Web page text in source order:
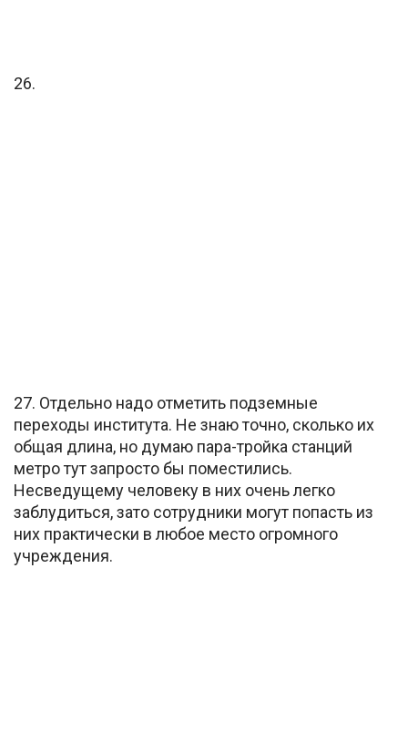
26.
27. Отдельно надо отметить подземные
переходы института. Не знаю точно, сколько их
общая длина, но думаю пара-тройка станций
метро тут запросто бы поместились.
Несведущему человеку в них очень легко
заблудиться, зато сотрудники могут попасть из
них практически в любое место огромного
учреждения.